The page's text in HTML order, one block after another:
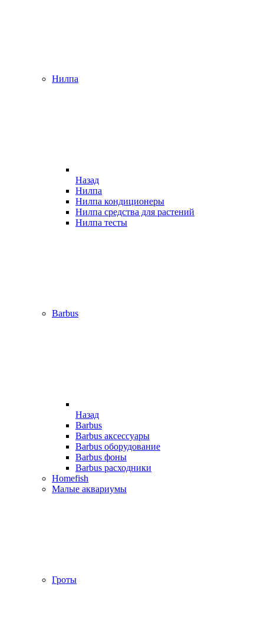
Нилпа
Назад
Нилпа
Нилпа кондиционеры
Нилпа средства для растений
Нилпа тесты
Barbus
Назад
Barbus
Barbus аксессуары
Barbus оборудование
Barbus фоны
Barbus расходники
Homefish
Малые аквариумы
Гроты